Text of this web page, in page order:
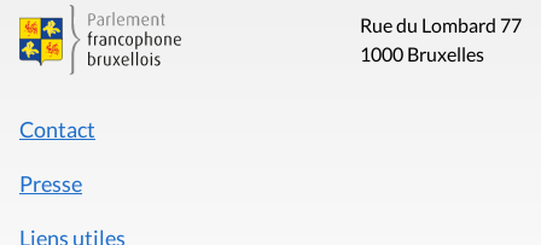
Rue du Lombard 77
1000 Bruxelles
Contact
Presse
Liens utiles